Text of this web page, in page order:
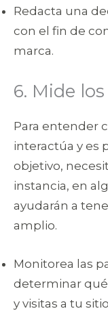
Redacta una
con el fin de
marca.
6. Mide
Para entender
interactúa y es
objetivo,
instancia, en
ayudarán a
amplio.
Monitorea las
determinar
y visitas a tu